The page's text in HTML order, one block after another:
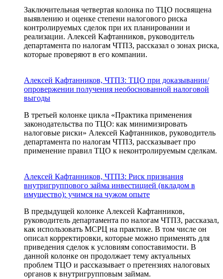
Заключительная четвертая колонка по ТЦО посвящена
выявлению и оценке степени налогового риска
контролируемых сделок при их планировании и
реализации. Алексей Кафтанников, руководитель
департамента по налогам ЧТПЗ, рассказал о зонах риска,
которые проверяют в его компании.
Алексей Кафтанников, ЧТПЗ: ТЦО при доказывании/
опровержении получения необоснованной налоговой
выгоды
В третьей колонке цикла «Практика применения
законодательства по ТЦО: как минимизировать
налоговые риски» Алексей Кафтанников, руководитель
департамента по налогам ЧТПЗ, рассказывает про
применение правил ТЦО к неконтролируемым сделкам.
Алексей Кафтанников, ЧТПЗ: Риск признания
внутригруппового займа инвестицией (вкладом в
имущество): учимся на чужом опыте
В предыдущей колонке Алексей Кафтанников,
руководитель департамента по налогам ЧТПЗ, рассказал,
как использовать МСРЦ на практике. В том числе он
описал корректировки, которые можно применять для
приведения сделок к условиям сопоставимости. В
данной колонке он продолжает тему актуальных
проблем ТЦО и рассказывает о претензиях налоговых
органов к внутригрупповым займам.